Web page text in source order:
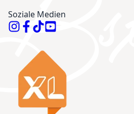
Soziale Medien